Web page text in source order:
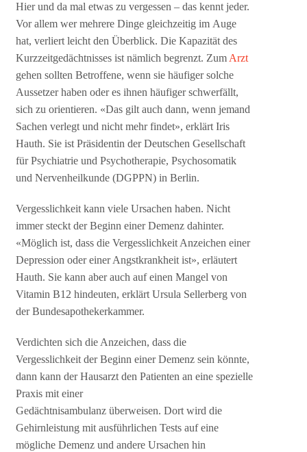
Hier und da mal etwas zu vergessen – das kennt jeder.
Vor allem wer mehrere Dinge gleichzeitig im Auge
hat, verliert leicht den Überblick. Die Kapazität des
Kurzzeitgedächtnisses ist nämlich begrenzt. Zum Arzt
gehen sollten Betroffene, wenn sie häufiger solche
Aussetzer haben oder es ihnen häufiger schwerfällt,
sich zu orientieren. «Das gilt auch dann, wenn jemand
Sachen verlegt und nicht mehr findet», erklärt Iris
Hauth. Sie ist Präsidentin der Deutschen Gesellschaft
für Psychiatrie und Psychotherapie, Psychosomatik
und Nervenheilkunde (DGPPN) in Berlin.
Vergesslichkeit kann viele Ursachen haben. Nicht
immer steckt der Beginn einer Demenz dahinter.
«Möglich ist, dass die Vergesslichkeit Anzeichen einer
Depression oder einer Angstkrankheit ist», erläutert
Hauth. Sie kann aber auch auf einen Mangel von
Vitamin B12 hindeuten, erklärt Ursula Sellerberg von
der Bundesapothekerkammer.
Verdichten sich die Anzeichen, dass die
Vergesslichkeit der Beginn einer Demenz sein könnte,
dann kann der Hausarzt den Patienten an eine spezielle
Praxis mit einer
Gedächtnisambulanz überweisen. Dort wird die
Gehirnleistung mit ausführlichen Tests auf eine
mögliche Demenz und andere Ursachen hin